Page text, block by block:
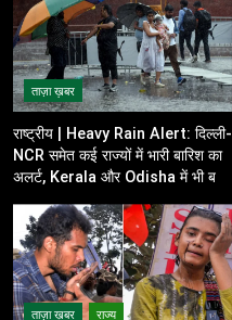
ताज़ा ख़बर
राष्ट्रीय | Heavy Rain Alert: दिल्ली-
NCR समेत कई राज्यों में भारी बारिश का
अलर्ट, Kerala और Odisha में भी बढ़ी
ताज़ा ख़बर राज्य